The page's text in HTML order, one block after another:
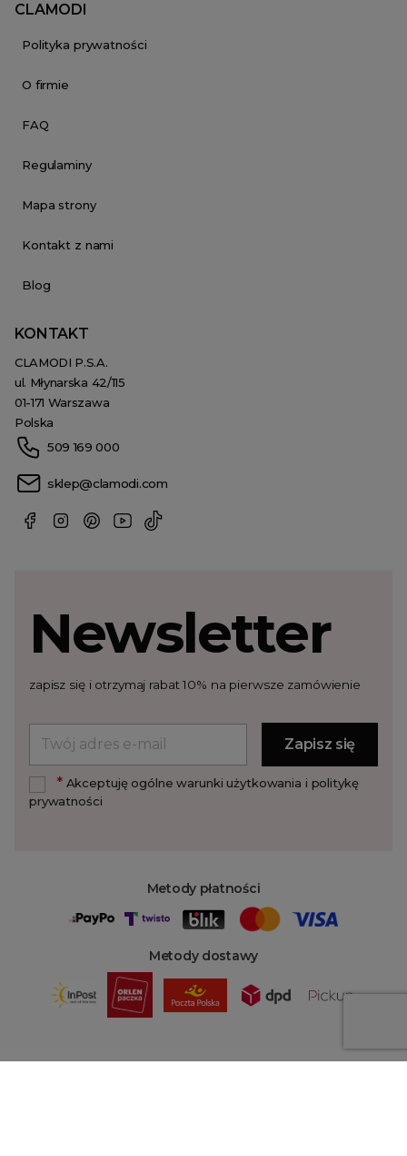
CLAMODI
Polityka prywatności
O firmie
FAQ
Regulaminy
Mapa strony
Kontakt z nami
Blog
KONTAKT
CLAMODI P.S.A.
ul. Młynarska 42/115
01-171 Warszawa
Polska
509 169 000
sklep@clamodi.com
Metody płatności
Metody dostawy
Newsletter
zapisz się i otrzymaj rabat 10% na pierwsze zamówienie
*Akceptuję ogólne warunki użytkowania i politykę
prywatności